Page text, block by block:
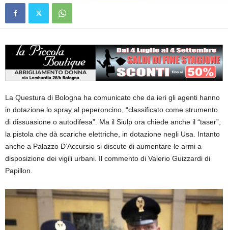
La Questura di Bologna ha comunicato che da ieri gli agenti hanno
in dotazione lo spray al peperoncino, “classificato come strumento
di dissuasione o autodifesa”. Ma il Siulp ora chiede anche il “taser”,
la pistola che dà scariche elettriche, in dotazione negli Usa. Intanto
anche a Palazzo D’Accursio si discute di aumentare le armi a
disposizione dei vigili urbani. Il commento di Valerio Guizzardi di
Papillon.